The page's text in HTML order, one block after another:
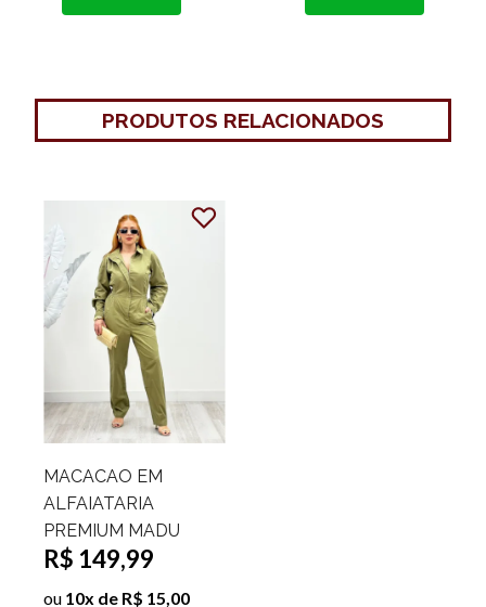
PRODUTOS RELACIONADOS
MACACAO EM
ALFAIATARIA
PREMIUM MADU
R$ 149,99
ou 10x de R$ 15,00